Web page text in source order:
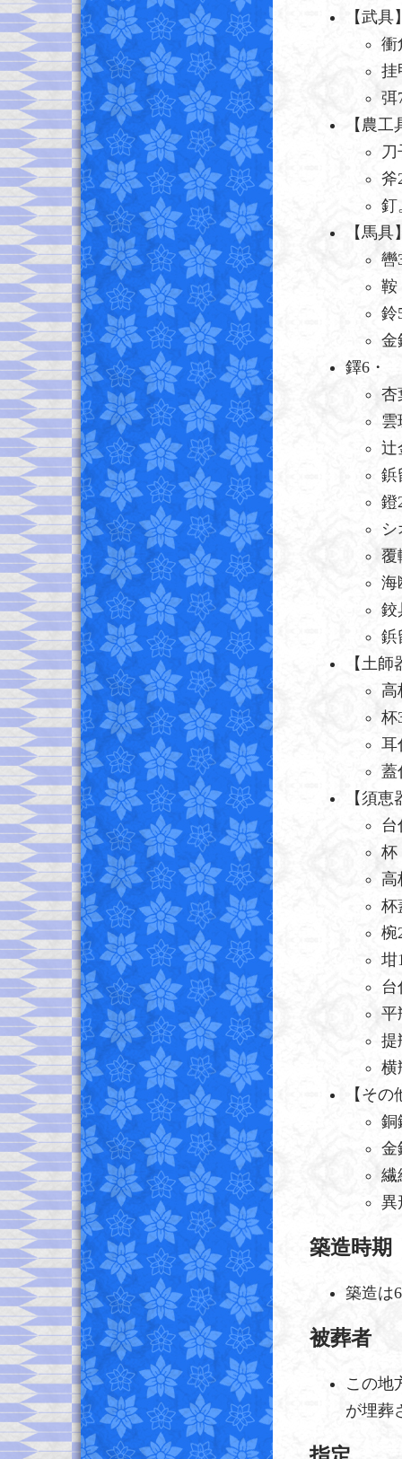
【武具
衝
挂
弭
【農工
斧
釘
【馬具
轡
鞍
鈴
金
鐸6・
杏
雲
辻
鋲
鐙
シ
覆
海
鉸
鋲
【土師
高
杯
耳
蓋
【須恵
台
杯
高
杯
椀
坩
台
平
提
横
【その
銅
金
繊
異
築造時期
築造は
被葬者
この地
が埋葬